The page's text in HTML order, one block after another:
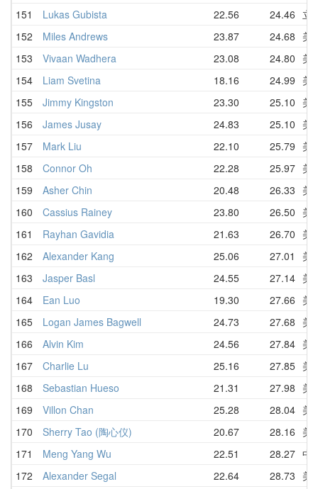
151
Lukas Gubista 22.56 24.46 立
152
Miles Andrews 23.87 24.68 美
153
Vivaan Wadhera 23.08 24.80 美
154
Liam Svetina 18.16 24.99 美
155
Jimmy Kingston 23.30 25.10 美
156
James Jusay 24.83 25.10 美
157
Mark Liu 22.10 25.79 美
158
Connor Oh 22.28 25.97 美
159
Asher Chin 20.48 26.33 美
160
Cassius Rainey 23.80 26.50 美
161
Rayhan Gavidia 21.63 26.70 美
162
Alexander Kang 25.06 27.01
美
163
Jasper Basl 24.55 27.14 美
164
Ean Luo 19.30 27.66 美
165
Logan James Bagwell 24.73 27.68 美
166
Alvin Kim 24.56 27.84 美
167
Charlie Lu 25.16 27.85 美
168
Sebastian Hueso 21.31 27.98 美
169
Villon Chan 25.28 28.04 美
170
Sherry Tao (陶心仪) 20.67 28.16 美
171
Meng Yang Wu 22.51 28.27 中
172
Alexander Segal 22.64 28.73 美